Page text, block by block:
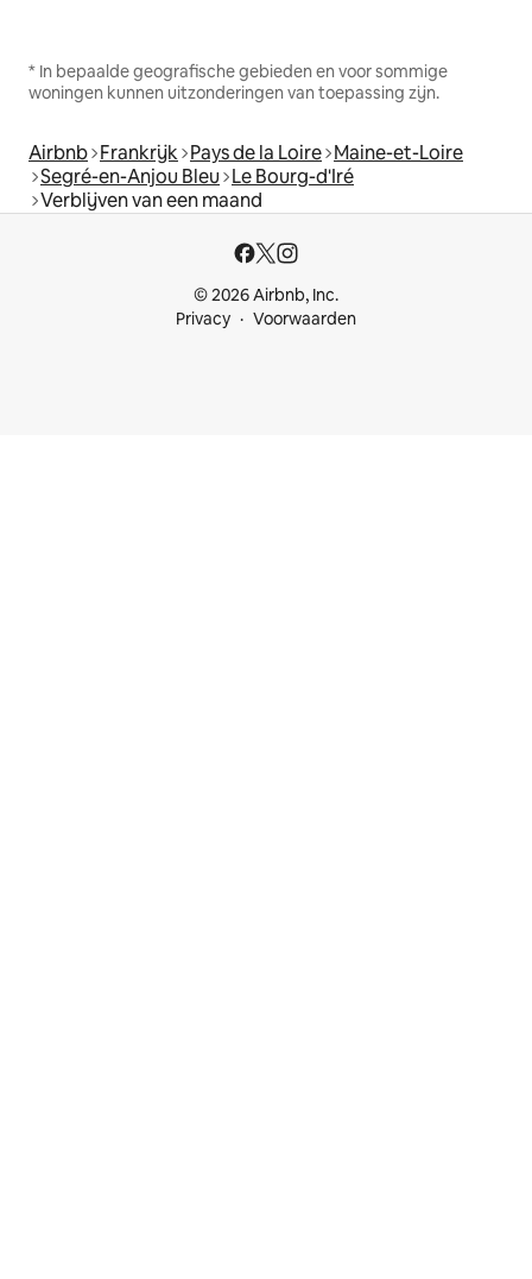
* In bepaalde geografische gebieden en voor sommige
woningen kunnen uitzonderingen van toepassing zijn.
Airbnb Frankrijk Pays de la Loire Maine-et-Loire
Segré-en-Anjou Bleu Le Bourg-d'Iré
Verblijven van een maand
© 2026 Airbnb, Inc.
Privacy
Voorwaarden